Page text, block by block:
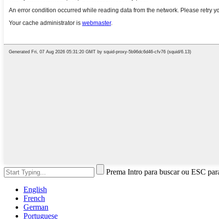
Prema Intro para buscar ou ESC
English
French
German
Portuguese